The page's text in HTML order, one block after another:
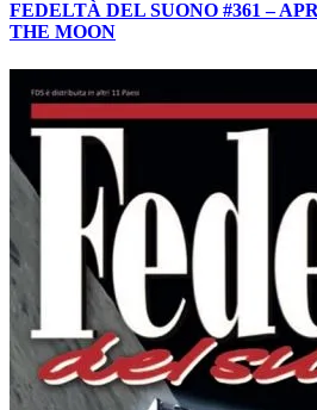
FEDELTÀ DEL SUONO #361 –
THE MOON